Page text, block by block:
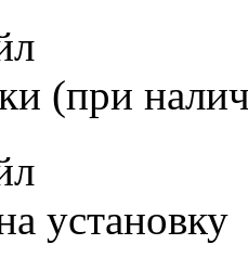
(при
установку